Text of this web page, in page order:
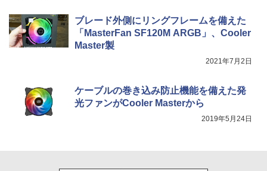
ブレード外側にリングフレームを備えた
「MasterFan SF120M ARGB」、Cooler
Master製
2021年7月2日
ケーブルの巻き込み防止機能を備えた発
光ファンがCooler Masterから
2019年5月24日